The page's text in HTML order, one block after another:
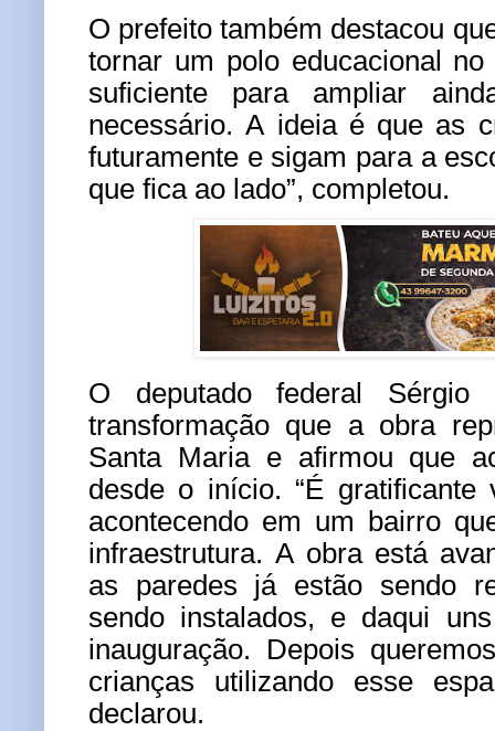
O prefeito também destacou
tornar um polo educacional no
suficiente para ampliar
necessário. A ideia é que as
futuramente e sigam para a
que fica ao lado”, completou.
O deputado federal Sérgio
transformação que a obra
Santa Maria e afirmou que
desde o início. “É gratificante
acontecendo em um bairro
infraestrutura. A obra está
as paredes já estão sendo
sendo instalados, e daqui
inauguração. Depois
crianças utilizando esse
declarou.